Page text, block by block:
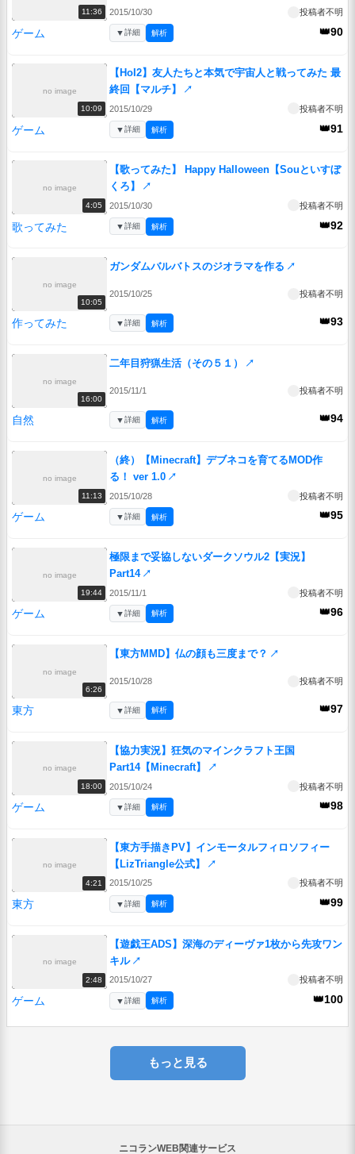
11:36 2015/10/30 投稿者不明
ゲーム 👑90
▼詳細 解析
no image
10:09
【HoI2】友人たちと本気で宇宙人と戦ってみた 最
終回【マルチ】
↗
2015/10/29 投稿者不明
ゲーム 👑91
▼詳細 解析
no image
4:05
【歌ってみた】 Happy Halloween【Souといすぼ
くろ】
↗
2015/10/30 投稿者不明
歌ってみた 👑92
▼詳細 解析
no image
10:05
ガンダムバルバトスのジオラマを作る ↗
2015/10/25 投稿者不明
作ってみた 👑93
▼詳細 解析
no image
16:00
二年目狩猟生活（その５１） ↗
2015/11/1 投稿者不明
自然 👑94
▼詳細 解析
no image
11:13
（終）【Minecraft】デブネコを育てるMOD作
る！ ver 1.0 ↗
2015/10/28 投稿者不明
ゲーム 👑95
▼詳細 解析
no image
19:44
極限まで妥協しないダークソウル2【実況】
Part14 ↗
2015/11/1 投稿者不明
ゲーム 👑96
▼詳細 解析
no image
6:26
【東方MMD】仏の顔も三度まで？ ↗
2015/10/28 投稿者不明
東方 👑97
▼詳細 解析
no image
18:00
【協力実況】狂気のマインクラフト王国
Part14【Minecraft】
↗
2015/10/24 投稿者不明
ゲーム 👑98
▼詳細 解析
no image
4:21
【東方手描きPV】インモータルフィロソフィー
【LizTriangle公式】
↗
2015/10/25 投稿者不明
東方 👑99
▼詳細 解析
no image
2:48
【遊戯王ADS】深海のディーヴァ1枚から先攻ワン
キル ↗
2015/10/27 投稿者不明
ゲーム 👑100
▼詳細 解析
もっと見る
ニコランWEB関連サービス